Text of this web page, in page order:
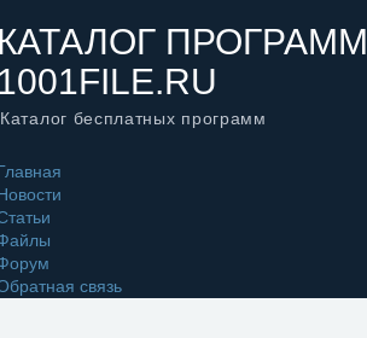
ПРОГРАММ
Каталог бесплатных программ
связь